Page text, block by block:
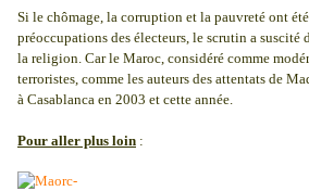
Si le chômage, la corruption et la pauvreté ont
préoccupations des électeurs, le scrutin a suscité
la religion. Car le Maroc, considéré comme
terroristes, comme les auteurs des attentats de
à Casablanca en 2003 et cette année.
Pour aller plus loin :